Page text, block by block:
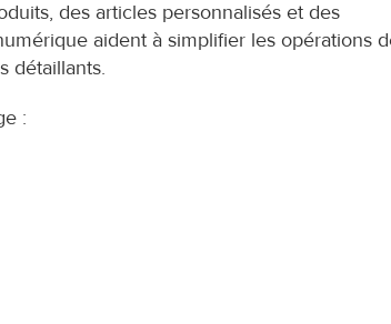
des articles personnalisés et des
aident à simplifier les opérations
détaillants.
: